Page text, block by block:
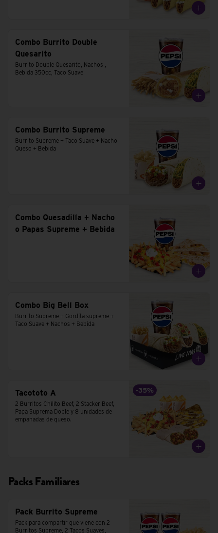
Combo Burrito Double
Quesarito
Burrito Double Quesarito, Nachos ,
Bebida 350cc, Taco Suave
Combo Burrito Supreme
Burrito Supreme + Taco Suave + Nacho
Queso + Bebida
Combo Quesadilla + Nacho
o Papas Supreme + Bebida
Combo Big Bell Box
Burrito Supreme + Gordita supreme +
Taco Suave + Nachos + Bebida
-35%
Tacototo A
2 Burritos Chilito Beef, 2 Stacker Beef,
Papa Suprema Doble y 8 unidades de
empanadas de queso.
Packs Familiares
Pack Burrito Supreme
Pack para compartir que viene con 2
Burritos Supreme, 2 Tacos Suaves,